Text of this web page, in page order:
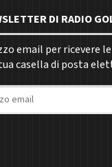
DI RADIO
email per ricevere le
casella di posta